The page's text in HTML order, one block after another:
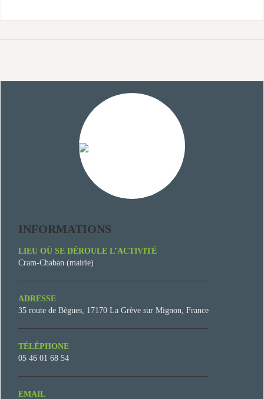
INFORMATIONS
LIEU OÙ SE DÉROULE L’ACTIVITÉ
Cram-Chaban (mairie)
ADRESSE
35 route de Bègues, 17170 La Grève sur Mignon, France
TÉLÉPHONE
05 46 01 68 54
EMAIL